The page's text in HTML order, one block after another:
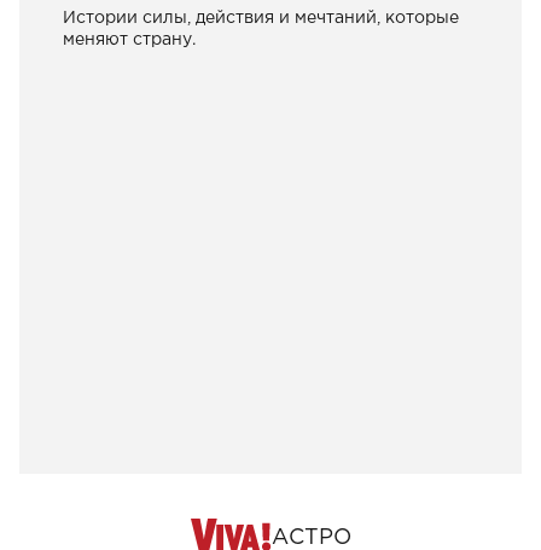
Истории силы, действия и мечтаний, которые
меняют страну.
АСТРО